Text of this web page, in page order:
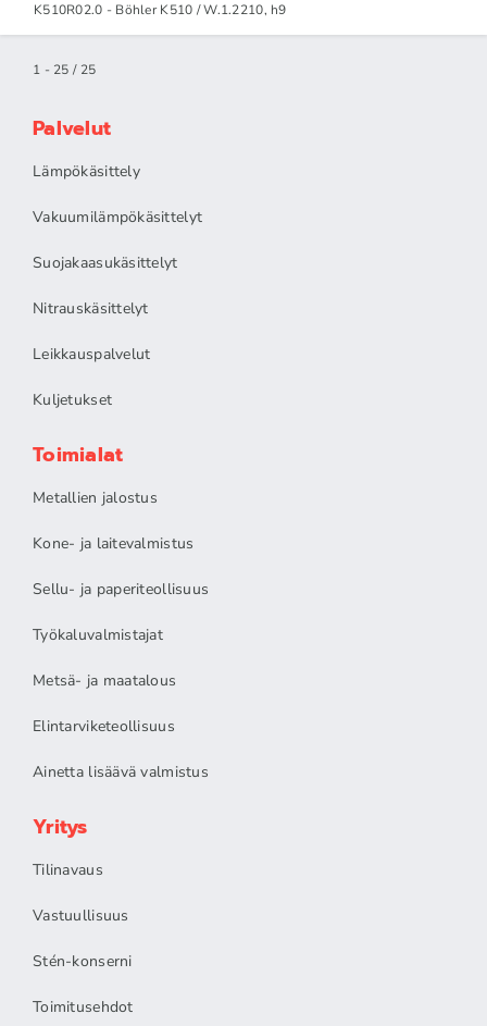
K510R02.0 - Böhler K510 / W.1.2210, h9
1 - 25 / 25
Palvelut
Lämpökäsittely
Vakuumilämpökäsittelyt
Suojakaasukäsittelyt
Nitrauskäsittelyt
Leikkauspalvelut
Kuljetukset
Toimialat
Metallien jalostus
Kone- ja laitevalmistus
Sellu- ja paperiteollisuus
Työkaluvalmistajat
Metsä- ja maatalous
Elintarviketeollisuus
Ainetta lisäävä valmistus
Yritys
Tilinavaus
Vastuullisuus
Stén-konserni
Toimitusehdot